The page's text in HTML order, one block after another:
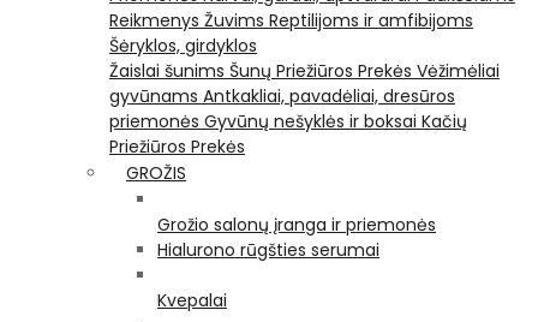
Reikmenys Žuvims Reptilijoms ir amfibijoms
Šėryklos, girdyklos
Žaislai šunims Šunų Priežiūros Prekės Vėžimėliai
gyvūnams Antkakliai, pavadėliai, dresūros
priemonės Gyvūnų nešyklės ir boksai Kačių
Priežiūros Prekės
GROŽIS
Grožio salonų įranga ir priemonės
Hialurono rūgšties serumai
Kvepalai